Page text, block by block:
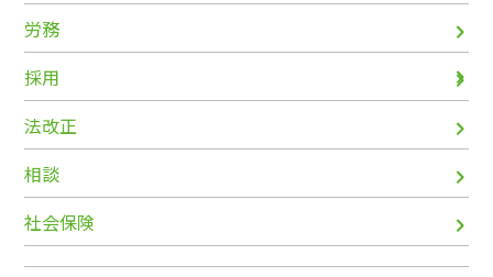
労務
採用
法改正
相談
社会保険